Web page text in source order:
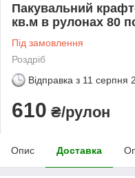
Пакувальний
кв.м в рулонах 80
Під замовлення
Роздріб
Відправка з 11 серпня
610 ₴/рулон
Опис Доставка